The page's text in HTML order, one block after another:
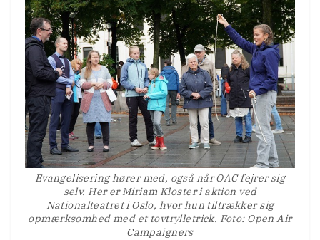
Evangelisering hører med, også når OAC fejrer sig
selv. Her er Miriam Kloster i aktion ved
Nationalteatret i Oslo, hvor hun tiltrækker sig
opmærksomhed med et tovtrylletrick. Foto: Open Air
Campaigners